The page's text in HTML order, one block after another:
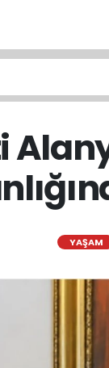
YAŞAM